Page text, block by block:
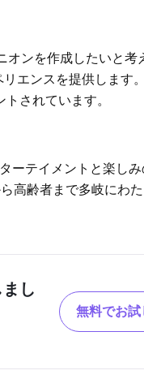
ンを作成したいと考
エンスを提供します
されています。
ーテイメントと楽し
高齢者まで多岐にわ
し
無料でお